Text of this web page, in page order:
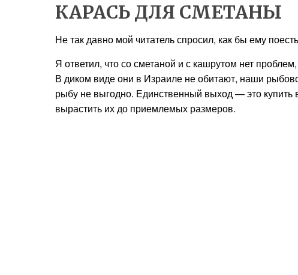
КАРАСЬ ДЛЯ СМЕТАНЫ
Не так давно мой читатель спросил, как бы ему
Я ответил, что со сметаной и с кашрутом нет
В диком виде они в Израиле не обитают, наши
рыбу не выгодно. Единственный выход — это купить
вырастить их до приемлемых размеров.